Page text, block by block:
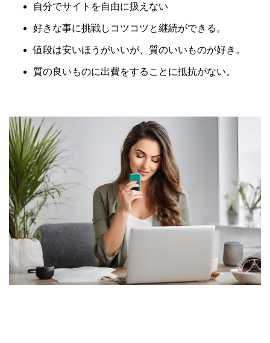
自分でサイトを自由に扱えない
好きな事に挑戦しコツコツと継続ができる。
値段は安いほうがいいが、質のいいものが好き。
質の良いものに出費をすることに抵抗がない。